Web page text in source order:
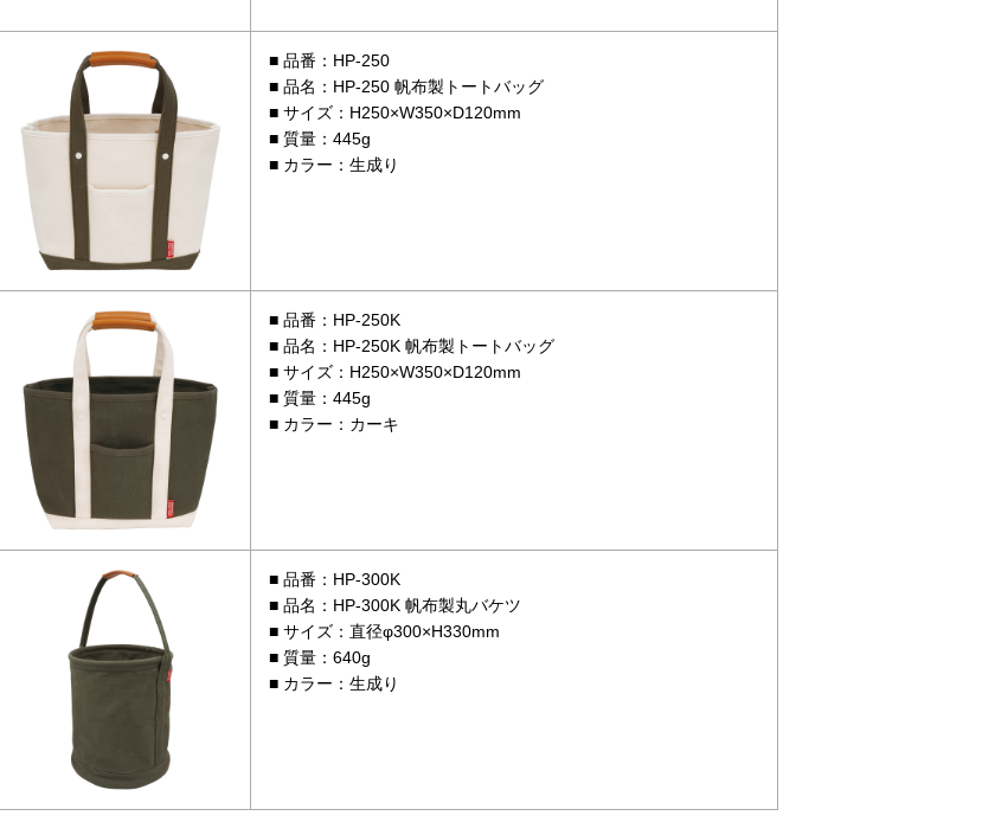
品番：HP-250
品名：HP-250 帆布製トートバッグ
サイズ：H250×W350×D120mm
質量：445g
カラー：生成り
品番：HP-250K
品名：HP-250K 帆布製トートバッグ
サイズ：H250×W350×D120mm
質量：445g
カラー：カーキ
品番：HP-300K
品名：HP-300K 帆布製丸バケツ
サイズ：直径φ300×H330mm
質量：640g
カラー：生成り